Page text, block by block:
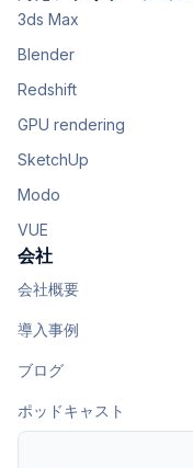
3ds Max
Blender
Redshift
GPU rendering
SketchUp
Modo
VUE
会社
会社概要
導入事例
ブログ
ポッドキャスト